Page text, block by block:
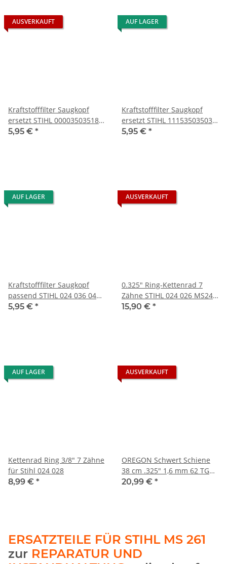
AUSVERKAUFT
Kraftstofffilter Saugkopf
ersetzt STIHL 00003503518
0000 350 3518
5,95 € *
AUF LAGER
Kraftstofffilter Saugkopf
ersetzt STIHL 11153503503
1115 350 3503
5,95 € *
AUF LAGER
Kraftstofffilter Saugkopf
passend STIHL 024 036 044
066 MS240
5,95 € *
AUSVERKAUFT
0.325" Ring-Kettenrad 7
Zähne STIHL 024 026 MS240
MS260 MS280
15,90 € *
AUF LAGER
Kettenrad Ring 3/8" 7 Zähne
für Stihl 024 028
8,99 € *
AUSVERKAUFT
OREGON Schwert Schiene
38 cm .325" 1,6 mm 62 TG
AdvanceCut
20,99 € *
ERSATZTEILE FÜR STIHL MS 261
zur REPARATUR UND